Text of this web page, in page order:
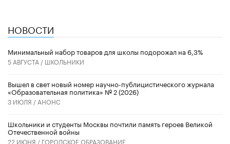
НОВОСТИ
Минимальный набор товаров для школы подорожал на 6,3%
5 АВГУСТА / ШКОЛЬНИКИ
Вышел в свет новый номер научно-публицистического журнала
«Образовательная политика» № 2 (2026)
3 ИЮЛЯ / АНОНС
Школьники и студенты Москвы почтили память героев Великой
Отечественной войны
22 ИЮНЯ / ГОРОДСКОЕ ОБРАЗОВАНИЕ